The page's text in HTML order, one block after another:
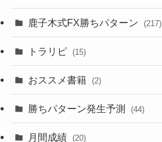
鹿子木式FX勝ちパターン (217)
トラリピ (15)
おススメ書籍 (2)
勝ちパターン発生予測 (44)
月間成績 (20)